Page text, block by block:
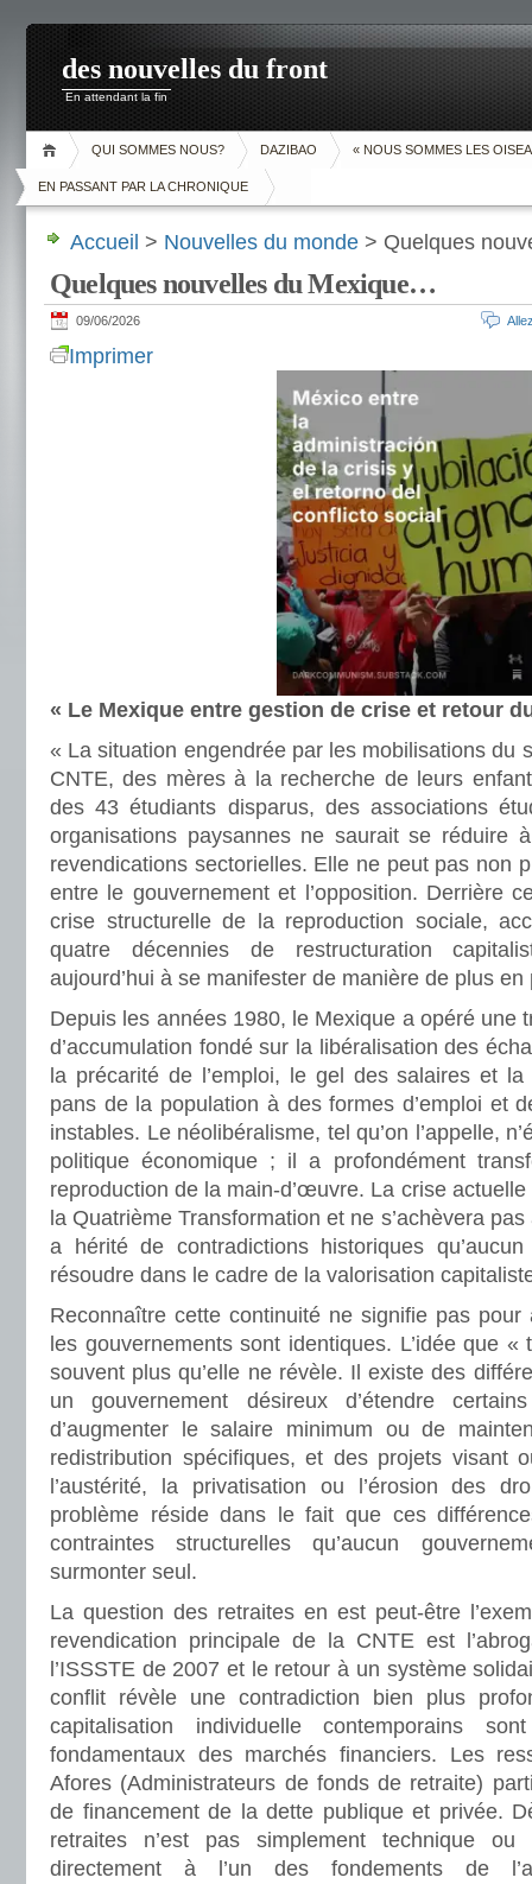
des nouvelles du front
En attendant la fin
QUI SOMMES NOUS? DAZIBAO « NOUS SOMMES LES
EN PASSANT PAR LA CHRONIQUE
Accueil > Nouvelles du monde > Quelques
Quelques nouvelles du Mexique…
09/06/2026
Imprimer
« Le Mexique entre gestion de crise et retour
« La situation engendrée par les mobilisations du
CNTE, des mères à la recherche de leurs
des 43 étudiants disparus, des associations
organisations paysannes ne saurait se réduire
revendications sectorielles. Elle ne peut pas non
entre le gouvernement et l’opposition. Derrière
crise structurelle de la reproduction sociale,
quatre décennies de restructuration
aujourd’hui à se manifester de manière de plus en
Depuis les années 1980, le Mexique a opéré une
d’accumulation fondé sur la libéralisation des
la précarité de l’emploi, le gel des salaires et
pans de la population à des formes d’emploi et
instables. Le néolibéralisme, tel qu’on l’appelle,
politique économique ; il a profondément
reproduction de la main-d’œuvre. La crise actuelle
la Quatrième Transformation et ne s’achèvera
a hérité de contradictions historiques
résoudre dans le cadre de la valorisation
Reconnaître cette continuité ne signifie pas
les gouvernements sont identiques. L’idée que
souvent plus qu’elle ne révèle. Il existe des
un gouvernement désireux d’étendre
d’augmenter le salaire minimum ou de
redistribution spécifiques, et des projets visant
l’austérité, la privatisation ou l’érosion des
problème réside dans le fait que ces
contraintes structurelles qu’aucun
surmonter seul.
La question des retraites en est peut-être
revendication principale de la CNTE est
l’ISSSTE de 2007 et le retour à un système
conflit révèle une contradiction bien plus
capitalisation individuelle contemporains
fondamentaux des marchés financiers. Les
Afores (Administrateurs de fonds de retraite)
de financement de la dette publique et privée.
retraites n’est pas simplement technique
directement à l’un des fondements de